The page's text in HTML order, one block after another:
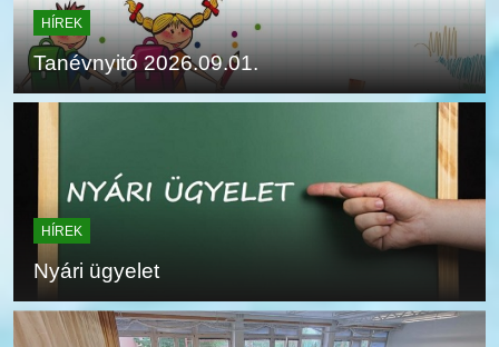
HÍREK
Tanévnyitó 2026.09.01.
HÍREK
Nyári ügyelet